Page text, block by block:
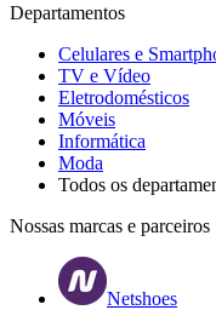
Departamentos
Celulares e
TV e Vídeo
Eletrodomésticos
Móveis
Informática
Moda
Todos os
Nossas marcas e parceiros
Netshoes